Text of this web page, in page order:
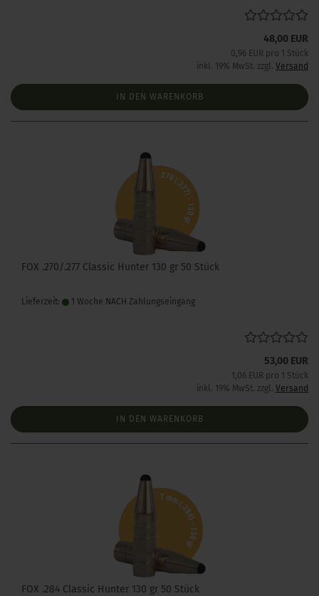
48,00 EUR
0,96 EUR pro 1 Stück
inkl. 19% MwSt. zzgl. Versand
IN DEN WARENKORB
FOX .270/.277 Classic Hunter 130 gr 50 Stück
Lieferzeit: 1 Woche NACH Zahlungseingang
53,00 EUR
1,06 EUR pro 1 Stück
inkl. 19% MwSt. zzgl. Versand
IN DEN WARENKORB
FOX .284 Classic Hunter 130 gr 50 Stück